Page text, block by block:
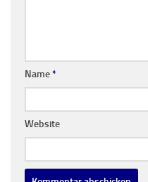
Name*
Website